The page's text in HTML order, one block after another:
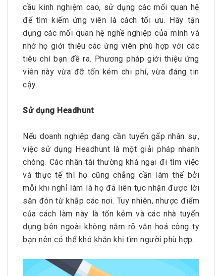
cầu kinh nghiệm cao, sử dụng các mối quan hệ
để tìm kiếm ứng viên là cách tối ưu. Hãy tận
dụng các mối quan hệ nghề nghiệp của mình và
nhờ họ giới thiệu các ứng viên phù hợp với các
tiêu chí bạn đề ra. Phương pháp giới thiệu ứng
viên này vừa đỡ tốn kém chi phí, vừa đáng tin
cậy.
Sử dụng Headhunt
Nếu doanh nghiệp đang cần tuyển gấp nhân sự,
việc sử dụng Headhunt là một giải pháp nhanh
chóng. Các nhân tài thường khá ngại đi tìm việc
và thực tế thì họ cũng chẳng cần làm thế bởi
mỗi khi nghỉ làm là họ đã liên tục nhận được lời
săn đón từ khắp các nơi. Tuy nhiên, nhược điểm
của cách làm này là tốn kém và các nhà tuyển
dụng bên ngoài không nắm rõ văn hoá công ty
bạn nên có thể khó khăn khi tìm người phù hợp.